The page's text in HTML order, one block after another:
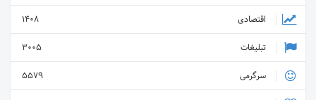
اقتصادی
1408
تبلیغات
3005
سرگرمی
5579